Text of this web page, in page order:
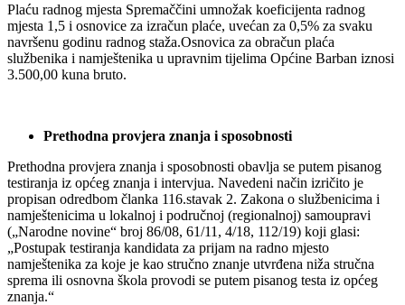
Plaću radnog mjesta Spremaččini umnožak koeficijenta radnog
mjesta 1,5 i osnovice za izračun plaće, uvećan za 0,5% za svaku
navršenu godinu radnog staža.Osnovica za obračun plaća
službenika i namještenika u upravnim tijelima Općine Barban iznosi
3.500,00 kuna bruto.
Prethodna provjera znanja i sposobnosti
Prethodna provjera znanja i sposobnosti obavlja se putem pisanog
testiranja iz općeg znanja i intervjua. Navedeni način izričito je
propisan odredbom članka 116.stavak 2. Zakona o službenicima i
namještenicima u lokalnoj i područnoj (regionalnoj) samoupravi
(„Narodne novine“ broj 86/08, 61/11, 4/18, 112/19) koji glasi:
„Postupak testiranja kandidata za prijam na radno mjesto
namještenika za koje je kao stručno znanje utvrđena niža stručna
sprema ili osnovna škola provodi se putem pisanog testa iz općeg
znanja.“